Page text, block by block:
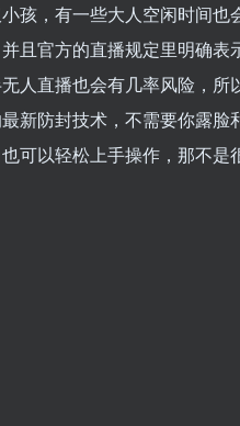
孩，有一些大人空闲时间也
且官方的直播规定里明确表
人直播也会有几率风险，所
新防封技术，不需要你露脸
可以轻松上手操作，那不是